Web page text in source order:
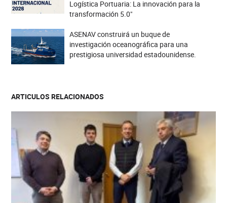
Logística Portuaria: La innovación para la
transformación 5.0"
ASENAV construirá un buque de
investigación oceanográfica para una
prestigiosa universidad estadounidense.
ARTICULOS RELACIONADOS